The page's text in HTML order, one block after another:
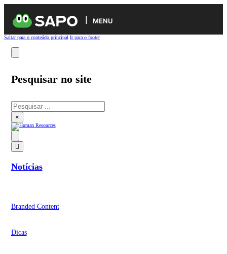
MENU
Saltar para o conteúdo principal Ir para o footer
Pesquisar no site
Pesquisar
×
Notícias
Branded Content
Dicas